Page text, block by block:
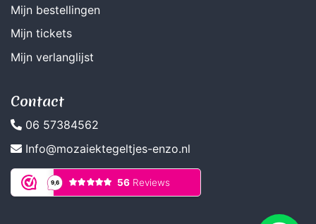
Mijn bestellingen
Mijn tickets
Mijn verlanglijst
Contact
06 57384562
Info@mozaiektegeltjes-enzo.nl